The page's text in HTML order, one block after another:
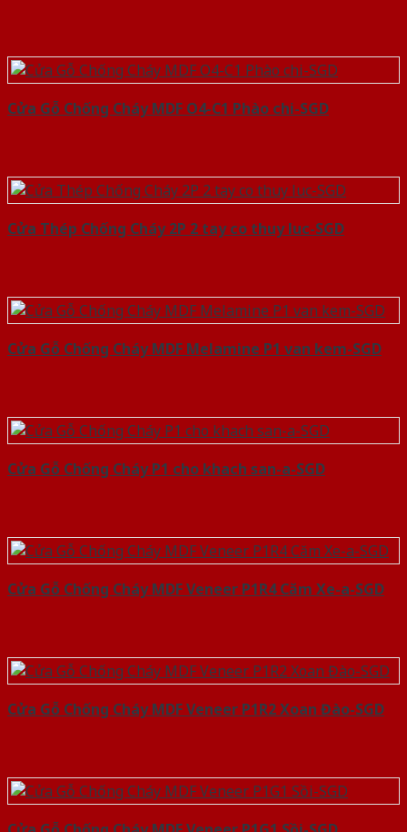
Cửa Gỗ Chống Cháy MDF O4-C1 Phào chi-SGD
Cửa Thép Chống Cháy 2P 2 tay co thuy luc-SGD
Cửa Gỗ Chống Cháy MDF Melamine P1 van kem-SGD
Cửa Gỗ Chống Cháy P1 cho khach san-a-SGD
Cửa Gỗ Chống Cháy MDF Veneer P1R4 Căm Xe-a-SGD
Cửa Gỗ Chống Cháy MDF Veneer P1R2 Xoan Đào-SGD